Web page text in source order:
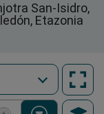
San-Isidro,
Etazonia